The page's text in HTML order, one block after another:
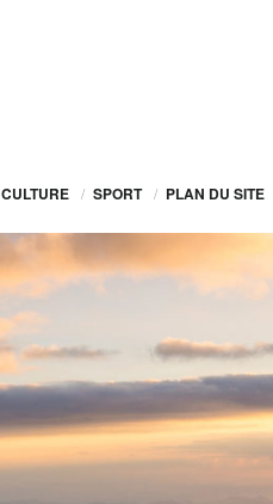
CULTURE / SPORT / PLAN DU SITE